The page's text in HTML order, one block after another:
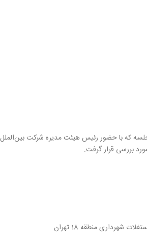
جلسه که با حضور رئیس هیئت مدیره شرکت بین‌الملل
بررسی قرار گرفت.
منطقه 18 تهران